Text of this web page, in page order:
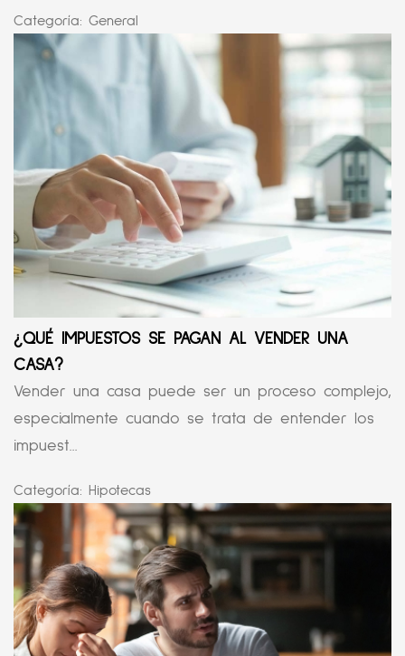
Categoría: General
¿QUÉ IMPUESTOS SE PAGAN AL VENDER UNA
CASA?
Vender una casa puede ser un proceso complejo,
especialmente cuando se trata de entender los
impuest...
Categoría: Hipotecas